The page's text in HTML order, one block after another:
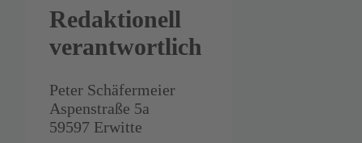
Redaktionell
verantwortlich
Peter Schäfermeier
Aspenstraße 5a
59597 Erwitte